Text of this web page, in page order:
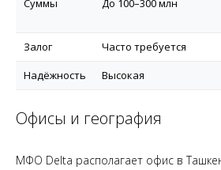
Залог
Часто требуется
Надёжность
Высокая
Офисы и география
МФО Delta располагает офис в